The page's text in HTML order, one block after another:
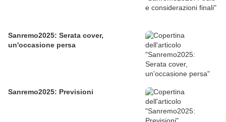
Sanremo2025: Serata cover,
un'occasione persa
Sanremo2025: Previsioni